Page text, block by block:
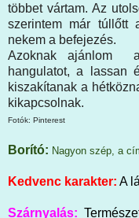
többet vártam. Az
szerintem már túllőtt
nekem a befejezés.
Azoknak ajánlom
hangulatot, a lassan
kiszakítanak a
kikapcsolnak.
Fotók: Pinterest
Borító: Nagyon szép, a
Kedvenc karakter: A
Szárnyalás: